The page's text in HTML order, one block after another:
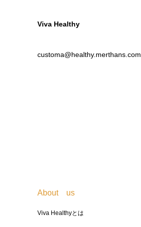
Viva Healthy
customa@healthy.merthans.com
About us
Viva Healthyとは